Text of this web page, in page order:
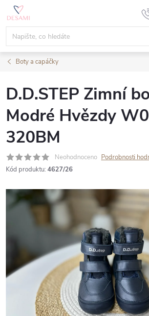
Přejít
obsah
Boty a capáčky
D.D.STEP Zimní
Modré Hvězdy
320BM
Neohodnoceno Podrobnosti
Kód produktu: 4627/26